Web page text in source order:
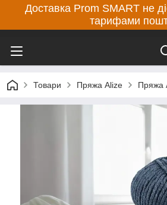
Доставка Prom SMART не
тарифами
Товари Пряжа Alize Пряжа